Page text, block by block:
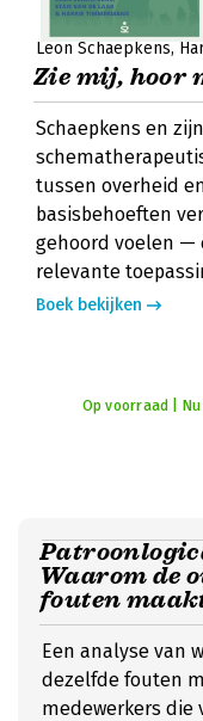
Leon Schaepkens
Zie mij, hoor
Schaepkens en
tussen overheid
basisbehoeften
gehoord voelen —
relevante
Boek bekijken
Op voorraad |
Waarom de
fouten
Een analyse van
dezelfde fouten
medewerkers